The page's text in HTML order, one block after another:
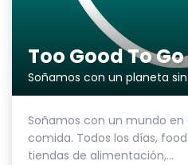
Too Good To Go
Soñamos con un planeta
Soñamos con un mundo en
comida. Todos los días,
tiendas de alimentación,...